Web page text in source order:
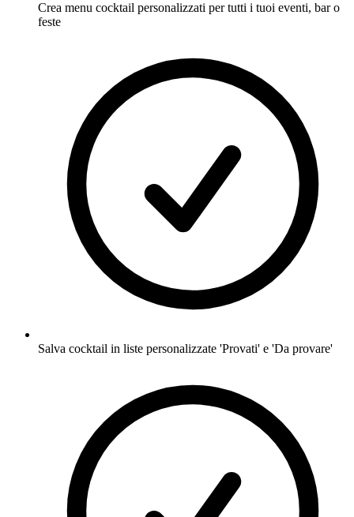
Crea menu cocktail personalizzati per tutti i tuoi eventi, bar o
feste
Salva cocktail in liste personalizzate 'Provati' e 'Da provare'